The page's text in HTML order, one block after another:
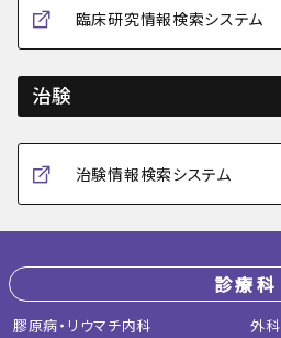
臨床研究情報検索システム
治験
治験情報検索システム
診療科
膠原病・リウマチ内科
外科